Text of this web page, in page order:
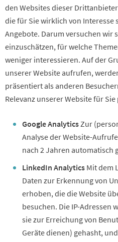
den Websites dieser
die für Sie wirklich von Interesse
Angebote. Darum versuchen wir
einzuschätzen, für welche
weniger interessieren. Auf der
unserer Website aufrufen,
präsentiert als anderen
Relevanz unserer Website für
Google AnalyticsZur
Analyse der Website-
nach 2 Jahren automatisch
LinkedIn Analytics Mit dem
Daten zur Erkennung von
erhoben, die die Website
besuchen. Die IP-Adressen
sie zur Erreichung von
Geräte dienen) gehasht,